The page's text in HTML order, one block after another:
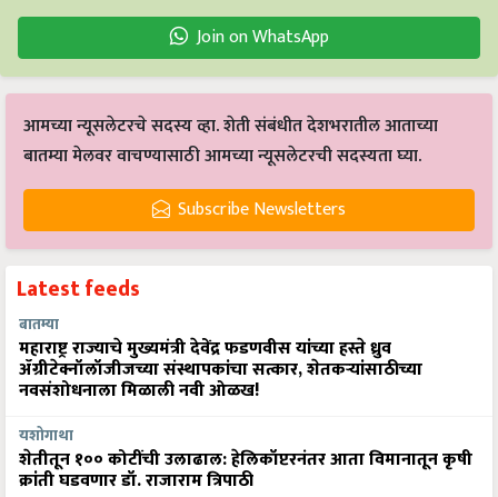
Join on WhatsApp
आमच्या न्यूसलेटरचे सदस्य व्हा. शेती संबंधीत देशभरातील आताच्या
बातम्या मेलवर वाचण्यासाठी आमच्या न्यूसलेटरची सदस्यता घ्या.
Subscribe Newsletters
Latest feeds
बातम्या
महाराष्ट्र राज्याचे मुख्यमंत्री देवेंद्र फडणवीस यांच्या हस्ते ध्रुव
ॲग्रीटेक्नॉलॉजीजच्या संस्थापकांचा सत्कार, शेतकऱ्यांसाठीच्या
नवसंशोधनाला मिळाली नवी ओळख!
यशोगाथा
शेतीतून १०० कोटींची उलाढाल: हेलिकॉप्टरनंतर आता विमानातून कृषी
क्रांती घडवणार डॉ. राजाराम त्रिपाठी